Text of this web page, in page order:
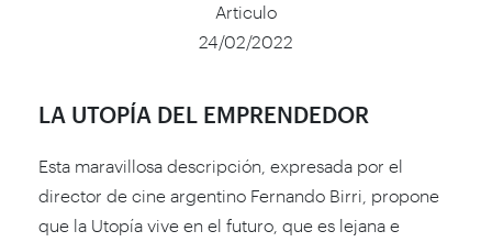
Articulo
24/02/2022
LA UTOPÍA DEL EMPRENDEDOR
Esta maravillosa descripción, expresada por el
director de cine argentino Fernando Birri, propone
que la Utopía vive en el futuro, que es lejana e